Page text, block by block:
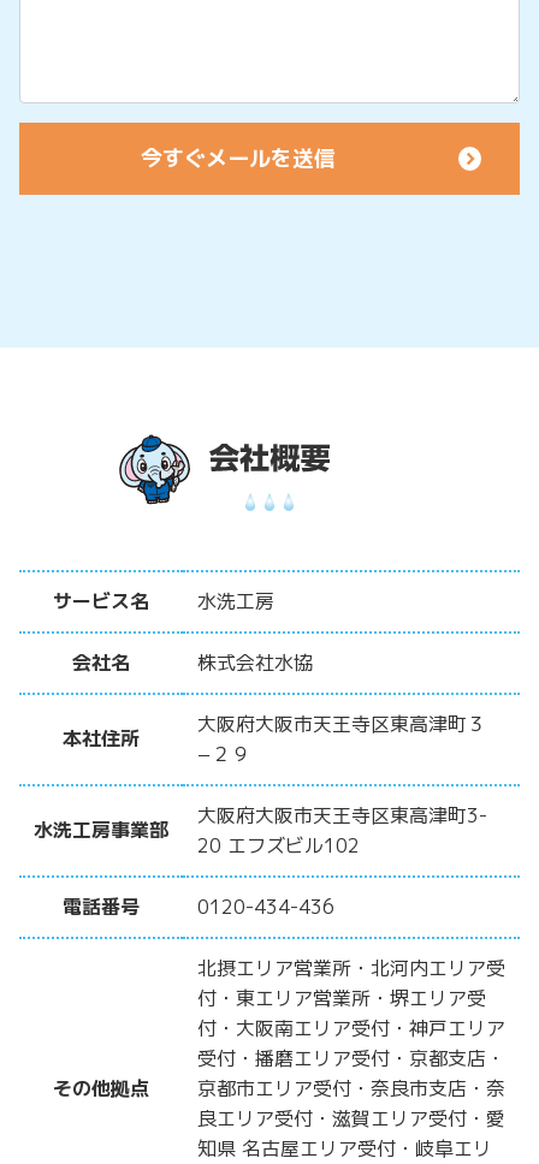
サービス名 水洗工房
会社名 株式会社水協
本社住所
大阪府大阪市天王寺区東高津町３
−２９
水洗工房事業部
大阪府大阪市天王寺区東高津町3-
20 エフズビル102
電話番号 0120-434-436
その他拠点
北摂エリア営業所・北河内エリア受
付・東エリア営業所・堺エリア受
付・大阪南エリア受付・神戸エリア
受付・播磨エリア受付・京都支店・
京都市エリア受付・奈良市支店・奈
良エリア受付・滋賀エリア受付・愛
知県 名古屋エリア受付・岐阜エリ